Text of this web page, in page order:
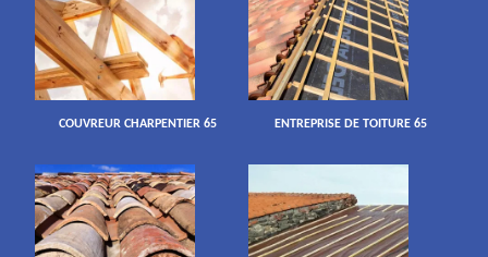
COUVREUR CHARPENTIER 65 ENTREPRISE DE TOITURE 65